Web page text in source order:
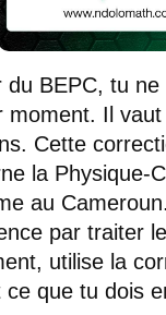
du BEPC, tu
moment. Il
Cette
la Physique-
au
par traiter
utilise la
ce que tu dois